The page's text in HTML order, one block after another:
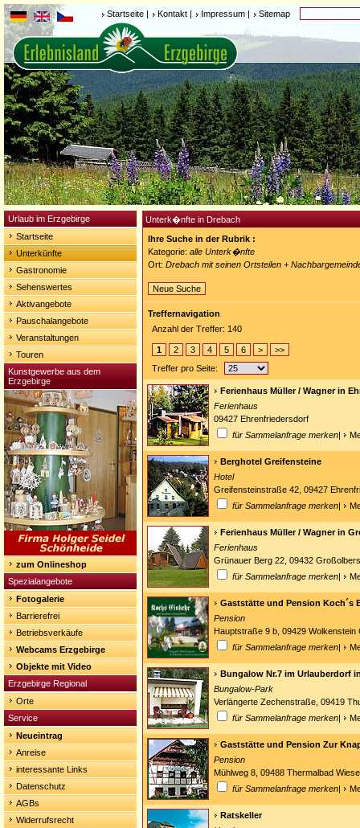
Startseite | Kontakt | Impressum | Sitemap
Urlaub im Erzgebirge
Startseite
Unterkünfte
Gastronomie
Sehenswertes
Aktivangebote
Pauschalangebote
Veranstaltungen
Touren
Kunstgewerbe aus dem
Erzgebirge
zum Onlineshop
Spezialangebote
Fotogalerie
Barrierefrei
Betriebsverkäufe
Webcams Erzgebirge
Objekte mit Video
Erzgebirge Regional
Orte
Service
Neueintrag
Anreise
interessante Links
Datenschutz
AGBs
Widerrufsrecht
Unterk�nfte in Drebach
Ihre Suche in der Rubrik :
Kategorie: alle Unterk�nfte
Ort: Drebach mit seinen Ortsteilen +
Neue Suche
Treffernavigation
Anzahl der Treffer: 140
1 2 3 4 5 6 >
>>
Treffer pro Seite:
Ferienhaus Müller / Wagner in
Ferienhaus
09427 Ehrenfriedersdorf
für Sammelanfrage merken|
Berghotel Greifensteine
Hotel
Greifensteinstraße 42, 09427
für Sammelanfrage merken|
Ferienhaus Müller / Wagner in
Ferienhaus
Grünauer Berg 22, 09432
für Sammelanfrage merken|
Gaststätte und Pension Koch´s
Pension
Hauptstraße 9 b, 09429 Wolkenstein
für Sammelanfrage merken|
Bungalow Nr.7 im Urlauberdorf
Bungalow-Park
Verlängerte Zechenstraße, 09419
für Sammelanfrage merken|
Gaststätte und Pension Zur
Pension
Mühlweg 8, 09488 Thermalbad
für Sammelanfrage merken|
Ratskeller